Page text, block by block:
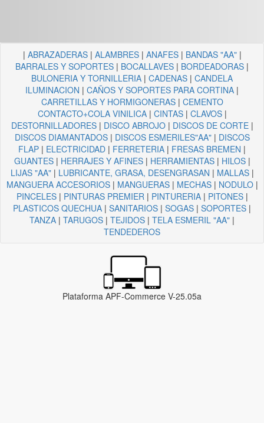
| ABRAZADERAS| ALAMBRES| ANAFES| BANDAS "AA"|
BARRALES Y SOPORTES | BOCALLAVES | BORDEADORAS |
BULONERIA Y TORNILLERIA | CADENAS | CANDELA
ILUMINACION | CAÑOS Y SOPORTES PARA CORTINA |
CARRETILLAS Y HORMIGONERAS| CEMENTO
CONTACTO+COLA VINILICA| CINTAS| CLAVOS|
DESTORNILLADORES| DISCO ABROJO| DISCOS DE CORTE|
DISCOS DIAMANTADOS| DISCOS ESMERILES"AA"| DISCOS
FLAP | ELECTRICIDAD | FERRETERIA | FRESAS BREMEN |
GUANTES| HERRAJES Y AFINES| HERRAMIENTAS| HILOS|
LIJAS "AA"| LUBRICANTE, GRASA, DESENGRASAN | MALLAS|
MANGUERA ACCESORIOS| MANGUERAS| MECHAS| NODULO|
PINCELES| PINTURAS PREMIER | PINTURERIA| PITONES|
PLASTICOS QUECHUA | SANITARIOS | SOGAS | SOPORTES |
TANZA | TARUGOS | TEJIDOS | TELA ESMERIL "AA" |
TENDEDEROS
Plataforma APF-Commerce V-25.05a